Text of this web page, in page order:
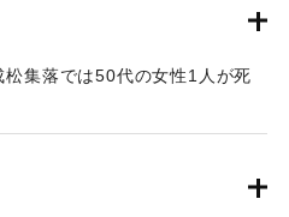
集落では50代の女性1人が死